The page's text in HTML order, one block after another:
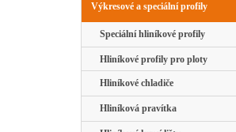
Výkresové a speciální profily
Speciální hliníkové profily
Hliníkové profily pro ploty
Hliníkové chladiče
Hliníková pravítka